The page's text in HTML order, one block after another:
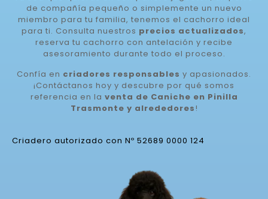
de compañía pequeño o simplemente un nuevo
miembro para tu familia, tenemos el cachorro ideal
para ti. Consulta nuestros precios actualizados,
reserva tu cachorro con antelación y recibe
asesoramiento durante todo el proceso.
Confía en criadores responsables y apasionados.
¡Contáctanos hoy y descubre por qué somos
referencia en la venta de Caniche en Pinilla
Trasmonte y alrededores!
Criadero autorizado con Nº 52689 0000 124